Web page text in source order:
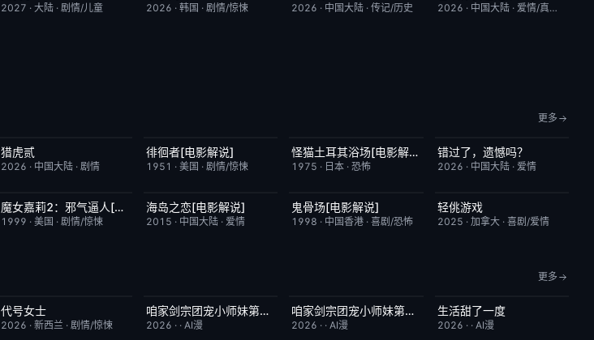
2027 · 大陆· 剧情/儿童 2026 · 韩国 · 剧情/惊悚 2026 · 中国大陆 ·传记/历史 2026 · 中国大陆· 爱情/真人秀
更多
今日更新
猎虎贰
2026 · 中国大陆· 剧情
已完结
徘徊者[电影解说]
1951 · 美国 · 剧情/惊悚
已完结 5.9怪猫土耳其浴场[电影解说]
1975 · 日本 ·恐怖
HD国语
错过了，遗憾吗？
2026 · 中国大陆· 爱情
已完结 5.7魔女嘉莉2：邪气逼人[电影解说]
1999 · 美国 · 剧情/惊悚
已完结
海岛之恋[电影解说]
2015 · 中国大陆· 爱情
已完结
鬼骨场[电影解说]
1998 · 中国香港 ·喜剧/恐怖
昨日更新
轻佻游戏
2025 · 加拿大· 喜剧/爱情
更多
完结
代号女士
2026 · 新西兰· 剧情/惊悚
已完结 6.0咱家剑宗团宠小师妹第三季
2026 · · AI漫
已完结 6.0咱家剑宗团宠小师妹第二季
2026 · ·AI漫
完结
生活甜了一度
2026 · · AI漫